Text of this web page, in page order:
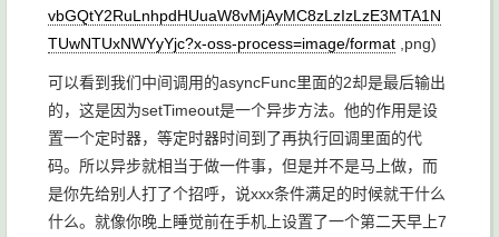
vbGQtY2RuLnhpdHUuaW8vMjAyMC8zLzIzLzE3MTA1N
TUwNTUxNWYyYjc?x-oss-process=image/format ,png)
可以看到我们中间调用的asyncFunc里面的2却是最后输出
的，这是因为setTimeout是一个异步方法。他的作用是设
置一个定时器，等定时器时间到了再执行回调里面的代
码。所以异步就相当于做一件事，但是并不是马上做，而
是你先给别人打了个招呼，说xxx条件满足的时候就干什么
什么。就像你晚上睡觉前在手机上设置了一个第二天早上7